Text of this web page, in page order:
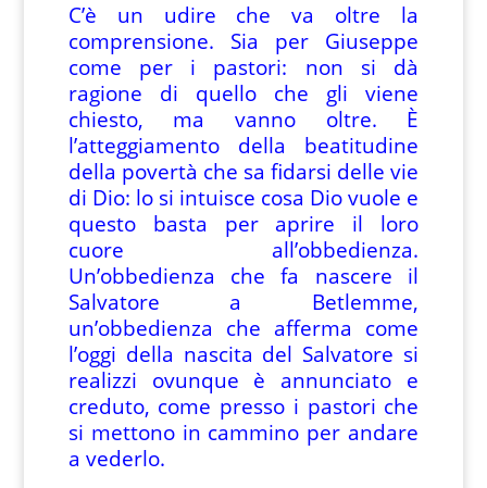
C’è un udire che va oltre la
comprensione. Sia per Giuseppe
come per i pastori: non si dà
ragione di quello che gli viene
chiesto, ma vanno oltre. È
l’atteggiamento della beatitudine
della povertà che sa fidarsi delle vie
di Dio: lo si intuisce cosa Dio vuole e
questo basta per aprire il loro
cuore all’obbedienza.
Un’obbedienza che fa nascere il
Salvatore a Betlemme,
un’obbedienza che afferma come
l’oggi della nascita del Salvatore si
realizzi ovunque è annunciato e
creduto, come presso i pastori che
si mettono in cammino per andare
a vederlo.